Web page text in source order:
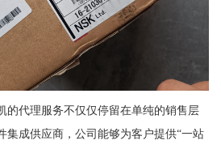
的代理服务不仅仅停留在单纯的销售层
集成供应商，公司能够为客户提供“一站